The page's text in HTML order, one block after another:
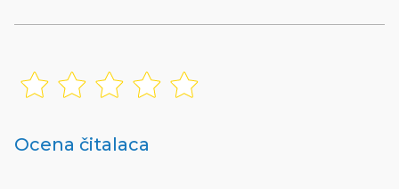
Ocena čitalaca